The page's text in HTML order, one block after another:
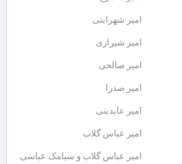
امیر شهراینی
امیر شیرازی
امیر صالحی
امیر صدرا
امیر عابدینی
امیر عباس گلاب
امیر عباس گلاب و سیامک عباسی